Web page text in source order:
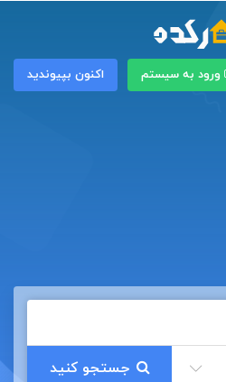
ورود به سیستم اکنون بپیوندید
جستجو کنید